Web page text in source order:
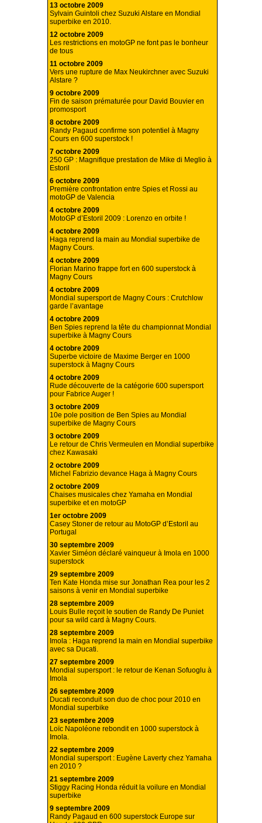
13 octobre 2009
Sylvain Guintoli chez Suzuki Alstare en Mondial
superbike en 2010.
12 octobre 2009
Les restrictions en motoGP ne font pas le bonheur
de tous
11 octobre 2009
Vers une rupture de Max Neukirchner avec Suzuki
Alstare ?
9 octobre 2009
Fin de saison prématurée pour David Bouvier en
promosport
8 octobre 2009
Randy Pagaud confirme son potentiel à Magny
Cours en 600 superstock !
7 octobre 2009
250 GP : Magnifique prestation de Mike di Meglio à
Estoril
6 octobre 2009
Première confrontation entre Spies et Rossi au
motoGP de Valencia
4 octobre 2009
MotoGP d’Estoril 2009 : Lorenzo en orbite !
4 octobre 2009
Haga reprend la main au Mondial superbike de
Magny Cours.
4 octobre 2009
Florian Marino frappe fort en 600 superstock à
Magny Cours
4 octobre 2009
Mondial supersport de Magny Cours : Crutchlow
garde l’avantage
4 octobre 2009
Ben Spies reprend la tête du championnat Mondial
superbike à Magny Cours
4 octobre 2009
Superbe victoire de Maxime Berger en 1000
superstock à Magny Cours
4 octobre 2009
Rude découverte de la catégorie 600 supersport
pour Fabrice Auger !
3 octobre 2009
10e pole position de Ben Spies au Mondial
superbike de Magny Cours
3 octobre 2009
Le retour de Chris Vermeulen en Mondial superbike
chez Kawasaki
2 octobre 2009
Michel Fabrizio devance Haga à Magny Cours
2 octobre 2009
Chaises musicales chez Yamaha en Mondial
superbike et en motoGP
1er octobre 2009
Casey Stoner de retour au MotoGP d’Estoril au
Portugal
30 septembre 2009
Xavier Siméon déclaré vainqueur à Imola en 1000
superstock
29 septembre 2009
Ten Kate Honda mise sur Jonathan Rea pour les 2
saisons à venir en Mondial superbike
28 septembre 2009
Louis Bulle reçoit le soutien de Randy De Puniet
pour sa wild card à Magny Cours.
28 septembre 2009
Imola : Haga reprend la main en Mondial superbike
avec sa Ducati.
27 septembre 2009
Mondial supersport : le retour de Kenan Sofuoglu à
Imola
26 septembre 2009
Ducati reconduit son duo de choc pour 2010 en
Mondial superbike
23 septembre 2009
Loïc Napoléone rebondit en 1000 superstock à
Imola.
22 septembre 2009
Mondial supersport : Eugène Laverty chez Yamaha
en 2010 ?
21 septembre 2009
Stiggy Racing Honda réduit la voilure en Mondial
superbike
9 septembre 2009
Randy Pagaud en 600 superstock Europe sur